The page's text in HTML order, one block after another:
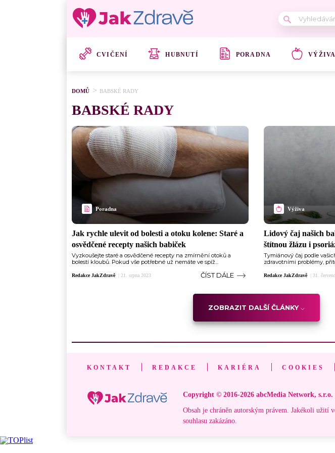
CVIČENÍ HUBNUTÍ PORADNA VÝŽIVA
DOMŮ BABSKÉ RADY
BABSKÉ RADY
Poradna
Jak rychle ulevit od bolesti a otoku kolene: Staré a
osvědčené recepty našich babiček
Vyzkoušejte staré a osvědčené recepty na zmírnění otoků a
bolestí kloubů. Pokud vše potřebné už nemáte ve spíž...
Redakce JakZdravě 21. srpna 2023 ČÍST DÁLE
Výživa
Lidový čaj našich
štítnou žlázu i
Tymiánový čaj podle
zdravotními problémy,
Redakce JakZdravě 31.
ZOBRAZIT DALŠÍ ČLÁNKY
KONTAKT REDAKCE KARIÉRA COOKIES
Copyright © 2016-2026 abcMedia Network, s.r.o.
Obsah je chráněn autorským právem. Jakékoli užití
souhlasu zakázáno.